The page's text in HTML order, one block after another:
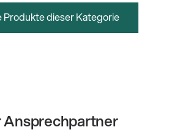
dieser Kategorie
Ansprechpartner